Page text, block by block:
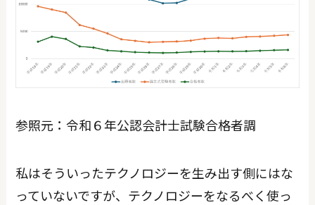
参照元：令和６年公認会計士試験合格者調
私はそういったテクノロジーを生み出す側にはな
っていないですが、テクノロジーをなるべく使っ